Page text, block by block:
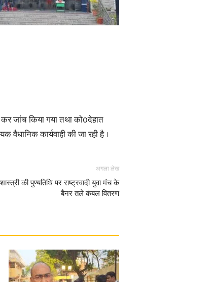
जांच किया गया तथा को0देहात
कार्यवाही की जा रही है ।
अगला लेख
की पुण्यतिथि पर राष्ट्रवादी युवा मंच के
बैनर तले कंबल वितरण